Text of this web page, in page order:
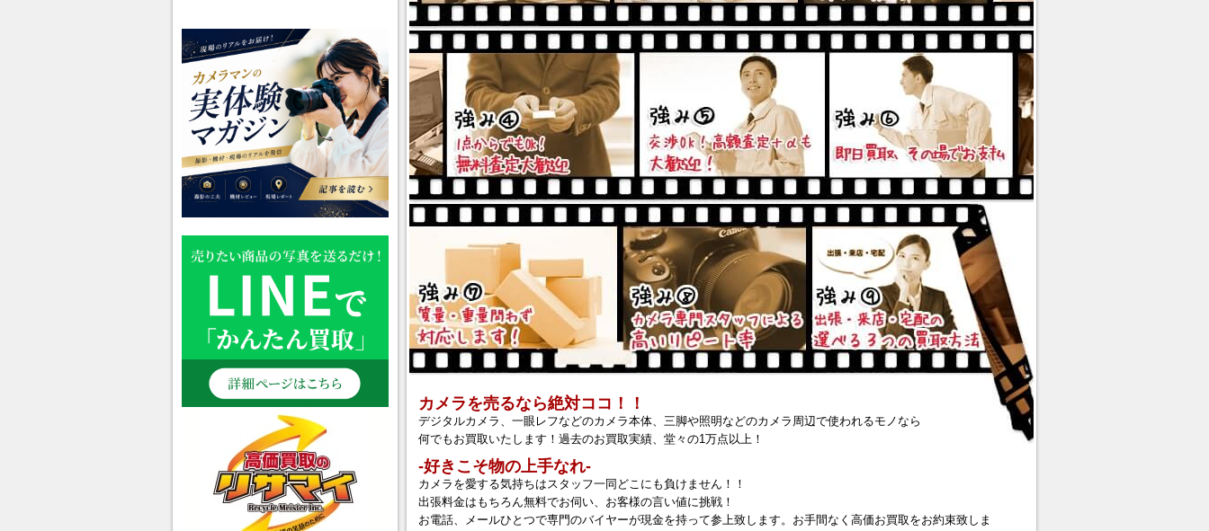
カメラを売るなら絶対ココ！！
デジタルカメラ、一眼レフなどのカメラ本体、三脚や照明などのカメラ周辺で使われるモノなら
何でもお買取いたします！過去のお買取実績、堂々の1万点以上！
‐好きこそ物の上手なれ‐
カメラを愛する気持ちはスタッフ一同どこにも負けません！！
出張料金はもちろん無料でお伺い、お客様の言い値に挑戦！
お電話、メールひとつで専門のバイヤーが現金を持って参上致します。お手間なく高価お買取をお約束致しま